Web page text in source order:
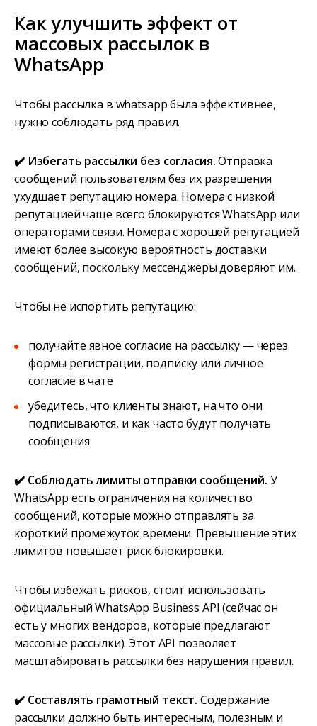
Как улучшить эффект от
массовых рассылок в
WhatsApp
Чтобы рассылка в whatsapp была эффективнее,
нужно соблюдать ряд правил.
✔️ Избегать рассылки без согласия.Отправка
сообщений пользователям без их разрешения
ухудшает репутацию номера. Номера с низкой
репутацией чаще всего блокируются WhatsApp или
операторами связи. Номера с хорошей репутацией
имеют более высокую вероятность доставки
сообщений, поскольку мессенджеры доверяют им.
Чтобы не испортить репутацию:
получайте явное согласие на рассылку — через
формы регистрации, подписку или личное
согласие в чате
убедитесь, что клиенты знают, на что они
подписываются, и как часто будут получать
сообщения
✔️ Соблюдать лимиты отправки сообщений. У
WhatsApp есть ограничения на количество
сообщений, которые можно отправлять за
короткий промежуток времени. Превышение этих
лимитов повышает риск блокировки.
Чтобы избежать рисков, стоит использовать
официальный WhatsApp Business API (сейчас он
есть у многих вендоров, которые предлагают
массовые рассылки). Этот API позволяет
масштабировать рассылки без нарушения правил.
✔️ Составлять грамотный текст. Содержание
рассылки должно быть интересным, полезным и